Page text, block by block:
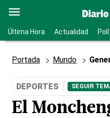
Última Hora Actualidad
Portada Mundo
DEPORTES SEGUIR
El